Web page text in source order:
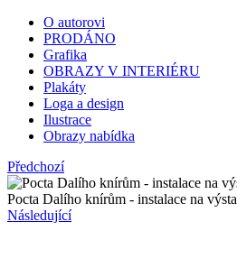
O autorovi
PRODÁNO
Grafika
OBRAZY V INTERIÉRU
Plakáty
Loga a design
Ilustrace
Obrazy nabídka
Předchozí
Pocta Dalího knírům - instalace na
Následující